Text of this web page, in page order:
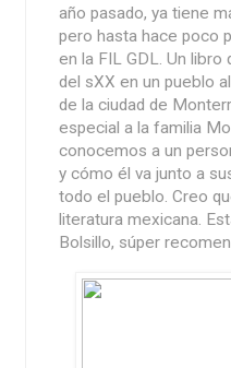
año pasado, ya tiene
pero hasta hace poco
en la FIL GDL. Un
del sXX en un pueblo
de la ciudad de
especial a la familia
conocemos a un
y cómo él va junto a
todo el pueblo. Creo
literatura mexicana.
Bolsillo, súper